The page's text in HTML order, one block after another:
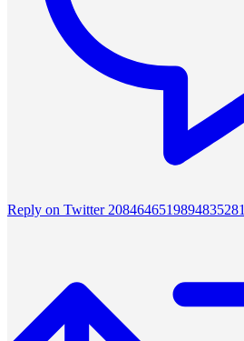
Reply on Twitter 2084646519894835281